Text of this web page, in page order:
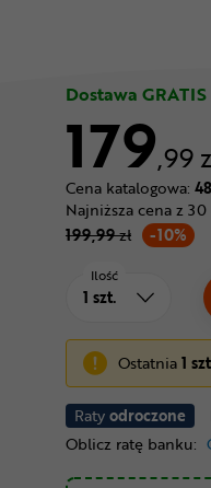
Dostawa GRATIS
179,99
Cena katalogowa:
-10%
Najniższa cena z
199,99zł
Ratyodroczone
Oblicz ratę banku:
Ilość
Ostatnia1